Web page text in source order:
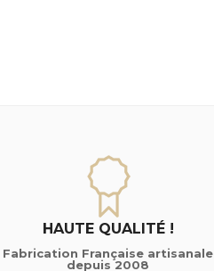
HAUTE QUALITÉ !
Fabrication Française artisanale
depuis 2008